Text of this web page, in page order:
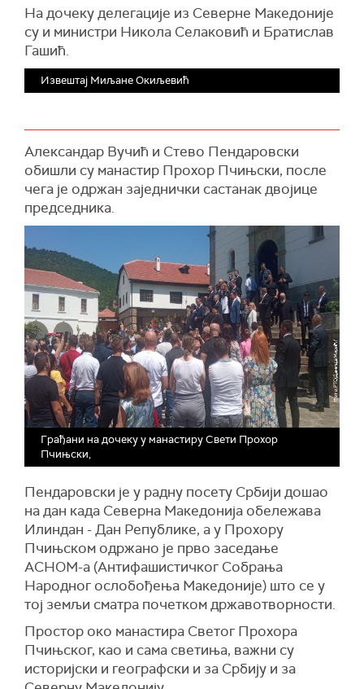
На дочеку делегације из Северне Македоније
су и министри Никола Селаковић и Братислав
Гашић.
Извештај Миљане Окиљевић
Александар Вучић и Стево Пендаровски
обишли су манастир Прохор Пчињски, после
чега је одржан заједнички састанак двојице
председника.
Грађани на дочеку у манастиру Свети Прохор
Пчињски,
Пендаровски је у радну посету Србији дошао
на дан када Северна Македонија обележава
Илиндан - Дан Републике, а у Прохору
Пчињском одржано је прво заседање
АСНОМ-а (Антифашистичког Собрања
Народног ослобођења Македоније) што се у
тој земљи сматра почетком државотворности.
Простор око манастира Светог Прохора
Пчињског, као и сама светиња, важни су
историјски и географски и за Србију и за